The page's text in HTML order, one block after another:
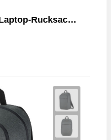
Overland 17" TSA Laptop-Rucksack 18L